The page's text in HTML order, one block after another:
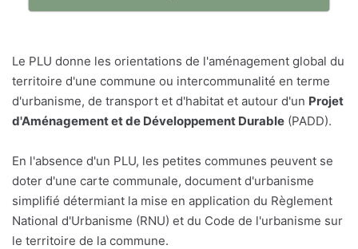
Le PLU donne les orientations de l'aménagement global du
territoire d'une commune ou intercommunalité en terme
d'urbanisme, de transport et d'habitat et autour d'un Projet
d'Aménagement et de Développement Durable (PADD).
En l'absence d'un PLU, les petites communes peuvent se
doter d'une carte communale, document d'urbanisme
simplifié détermiant la mise en application du Règlement
National d'Urbanisme (RNU) et du Code de l'urbanisme sur
le territoire de la commune.